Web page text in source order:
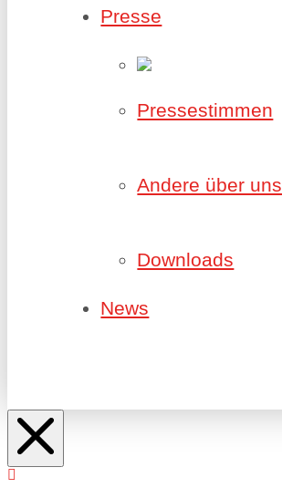
Presse
Pressestimmen
Andere über uns
Downloads
News